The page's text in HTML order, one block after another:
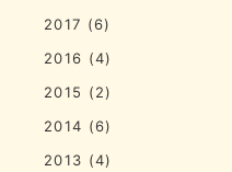
2017 (6)
2016 (4)
2015 (2)
2014 (6)
2013 (4)